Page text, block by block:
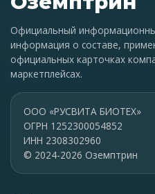
Официальный
информация о составе,
официальных карточках
маркетплейсах.
ООО «РУСВИТА БИОТЕХ»
ОГРН 1252300054852
ИНН 2308302960
© 2024-2026 Оземптрин